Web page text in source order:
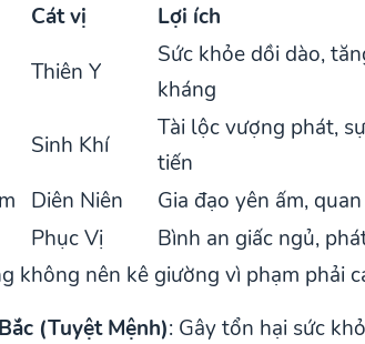
Cát vị
Lợi ích
Thiên Y
Sức khỏe dồi dào,
kháng
Sinh Khí
Tài lộc vượng phát,
tiến
Diên Niên
Gia đạo yên ấm,
Phục Vị
Bình an giấc ngủ,
không nên kê giường vì phạm phải
(Tuyệt Mệnh): Gây tổn hại sức